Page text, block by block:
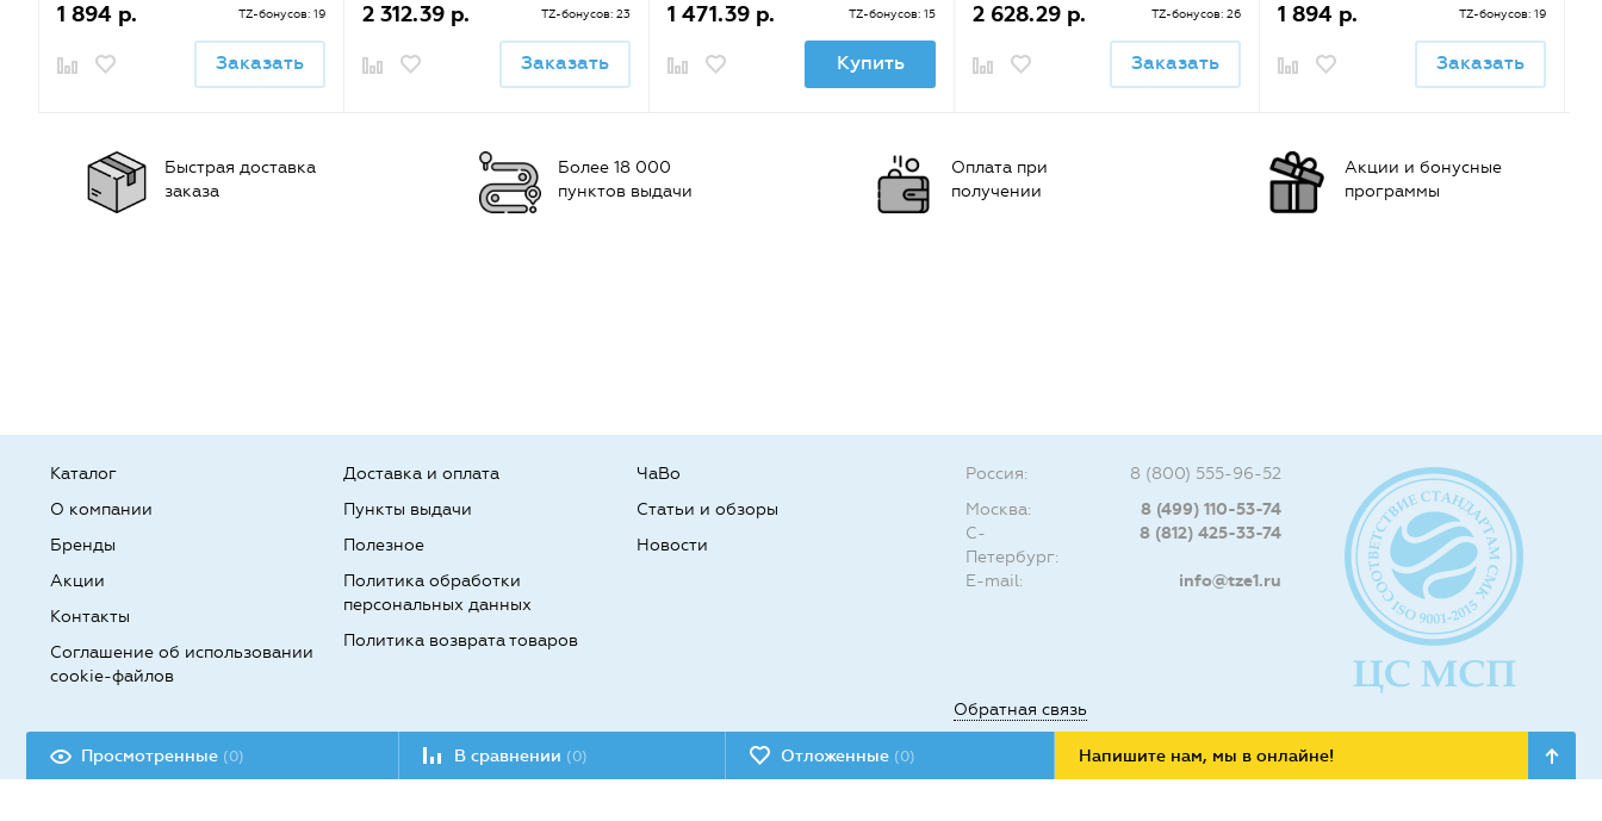
1 894 р. TZ-бонусов: 19
Заказать
2 312.39 р. TZ-бонусов: 23
Заказать
1 471.39 р. TZ-бонусов: 15
Купить
2 628.29 р. TZ-бонусов: 26
Заказать
1 894 р. TZ-бонусов: 19
Заказать
Быстрая доставка
заказа
Более 18 000
пунктов выдачи
Оплата при
получении
Акции и бонусные
программы
Каталог
О компании
Бренды
Доставка и оплата
Пункты выдачи
Полезное
ЧаВо
Статьи и обзоры
Новости
Акции
Контакты
Соглашение об использовании
cookie-файлов
Политика обработки
персональных данных
Политика возврата товаров
Разработка сайта:
Россия:
8 (800) 555-96-52
Москва:
8 (499) 110-53-74
С-
Петербург:
8 (812) 425-33-74
E-mail: info@tze1.ru
Обратная связь
Просмотренные (0) В сравнении (0) Отложенные (0) Напишите нам, мы в онлайне!